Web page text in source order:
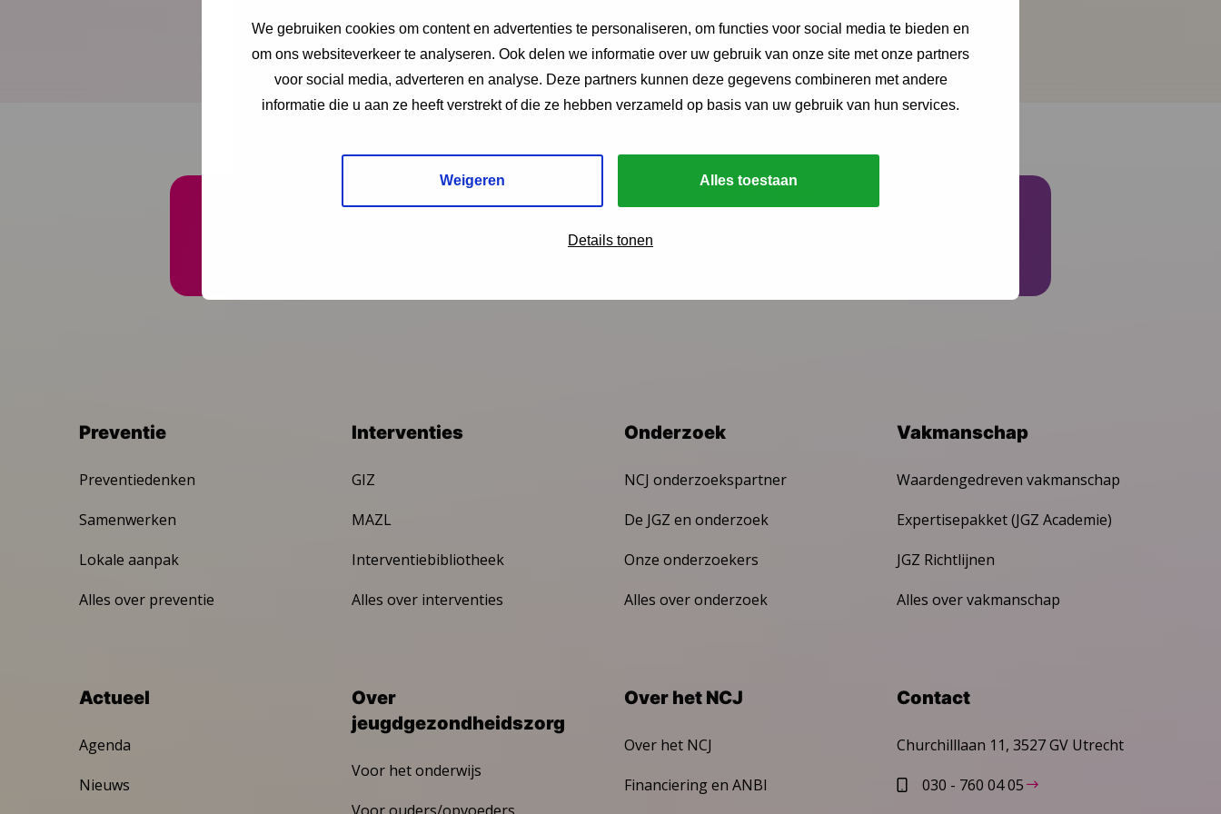
We gebruiken cookies om content en advertenties te personaliseren, om functies voor social media te bieden en
om ons websiteverkeer te analyseren. Ook delen we informatie over uw gebruik van onze site met onze partners
voor social media, adverteren en analyse. Deze partners kunnen deze gegevens combineren met andere
informatie die u aan ze heeft verstrekt of die ze hebben verzameld op basis van uw gebruik van hun services.
Weigeren Alles toestaan
Details tonen
Interview met Tim ‘S Jongers in De Omwenteling 2022 over armoede.
Download publicatie
Preventie
Preventiedenken
Samenwerken
Lokale aanpak
Alles over preventie
Interventies
GIZ
MAZL
Interventiebibliotheek
Alles over interventies
Onderzoek
NCJ onderzoekspartner
De JGZ en onderzoek
Onze onderzoekers
Alles over onderzoek
Vakmanschap
Waardengedreven vakmanschap
Expertisepakket (JGZ Academie)
JGZ Richtlijnen
Alles over vakmanschap
Actueel
Agenda
Nieuws
Over
jeugdgezondheidszorg
Voor het onderwijs
Over het NCJ
Over het NCJ
Financiering en ANBI
Contact
Churchilllaan 11, 3527 GV Utrecht
030 - 760 04 05